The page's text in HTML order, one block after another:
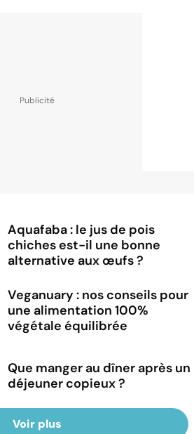
Aquafaba : le jus de pois
chiches est-il une bonne
alternative aux œufs ?
Veganuary : nos conseils pour
une alimentation 100%
végétale équilibrée
Que manger au dîner après un
déjeuner copieux ?
Voir plus